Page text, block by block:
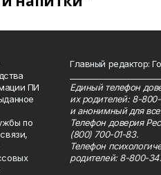
ПИ
по
Главный редактор:
Единый телефон
их родителей: 8-
и анонимный для
Телефон доверия
(800) 700-01-83.
Телефон
родителей: 8-800-